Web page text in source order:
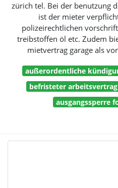
zürich tel. Bei der benutzung
ist der mieter
polizeirechtlichen
treibstoffen öl etc. Zudem
mietvertrag garage als
außerordentliche
befristeter
ausgangssperre